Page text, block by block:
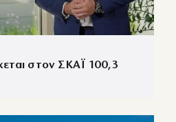
στον ΣΚΑΪ 100,3